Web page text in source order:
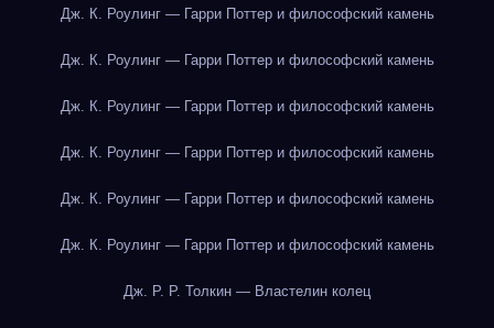
Дж. К. Роулинг — Гарри Поттер и философский камень
Дж. К. Роулинг — Гарри Поттер и философский камень
Дж. К. Роулинг — Гарри Поттер и философский камень
Дж. К. Роулинг — Гарри Поттер и философский камень
Дж. К. Роулинг — Гарри Поттер и философский камень
Дж. К. Роулинг — Гарри Поттер и философский камень
Дж. Р. Р. Толкин — Властелин колец